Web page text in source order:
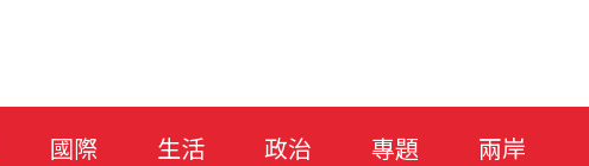
國際 生活 政治 專題 兩岸